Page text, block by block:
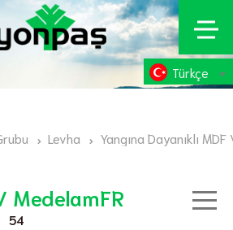
Türkçe
Levha Yangına Dayanıklı
MedelamFR
54